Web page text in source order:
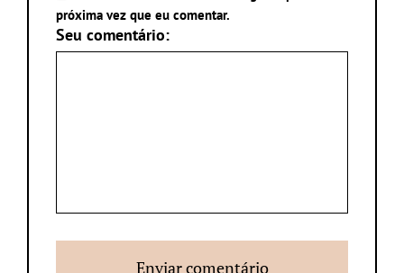
próxima vez que eu comentar.
Seu comentário: